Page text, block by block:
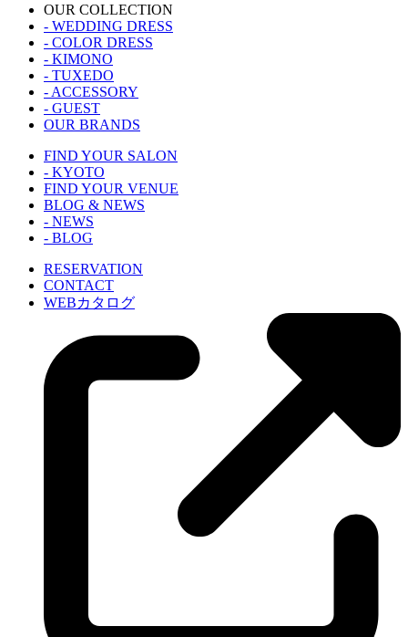
OUR COLLECTION
- WEDDING DRESS
- COLOR DRESS
- KIMONO
- TUXEDO
- ACCESSORY
- GUEST
OUR BRANDS
FIND YOUR SALON
- KYOTO
FIND YOUR VENUE
BLOG & NEWS
- NEWS
- BLOG
RESERVATION
CONTACT
WEBカタログ